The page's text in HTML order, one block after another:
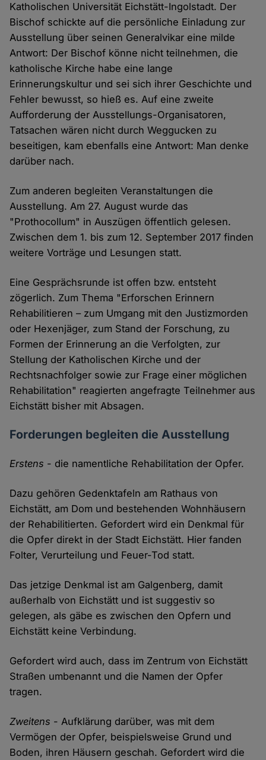
Katholischen Universität Eichstätt-Ingolstadt. Der
Bischof schickte auf die persönliche Einladung zur
Ausstellung über seinen Generalvikar eine milde
Antwort: Der Bischof könne nicht teilnehmen, die
katholische Kirche habe eine lange
Erinnerungskultur und sei sich ihrer Geschichte und
Fehler bewusst, so hieß es. Auf eine zweite
Aufforderung der Ausstellungs-Organisatoren,
Tatsachen wären nicht durch Weggucken zu
beseitigen, kam ebenfalls eine Antwort: Man denke
darüber nach.
Zum anderen begleiten Veranstaltungen die
Ausstellung. Am 27. August wurde das
"Prothocollum" in Auszügen öffentlich gelesen.
Zwischen dem 1. bis zum 12. September 2017 finden
weitere Vorträge und Lesungen statt.
Eine Gesprächsrunde ist offen bzw. entsteht
zögerlich. Zum Thema "Erforschen Erinnern
Rehabilitieren – zum Umgang mit den Justizmorden
oder Hexenjäger, zum Stand der Forschung, zu
Formen der Erinnerung an die Verfolgten, zur
Stellung der Katholischen Kirche und der
Rechtsnachfolger sowie zur Frage einer möglichen
Rehabilitation" reagierten angefragte Teilnehmer aus
Eichstätt bisher mit Absagen.
Forderungen begleiten die Ausstellung
Erstens - die namentliche Rehabilitation der Opfer.
Dazu gehören Gedenktafeln am Rathaus von
Eichstätt, am Dom und bestehenden Wohnhäusern
der Rehabilitierten. Gefordert wird ein Denkmal für
die Opfer direkt in der Stadt Eichstätt. Hier fanden
Folter, Verurteilung und Feuer-Tod statt.
Das jetzige Denkmal ist am Galgenberg, damit
außerhalb von Eichstätt und ist suggestiv so
gelegen, als gäbe es zwischen den Opfern und
Eichstätt keine Verbindung.
Gefordert wird auch, dass im Zentrum von Eichstätt
Straßen umbenannt und die Namen der Opfer
tragen.
Zweitens - Aufklärung darüber, was mit dem
Vermögen der Opfer, beispielsweise Grund und
Boden, ihren Häusern geschah. Gefordert wird die